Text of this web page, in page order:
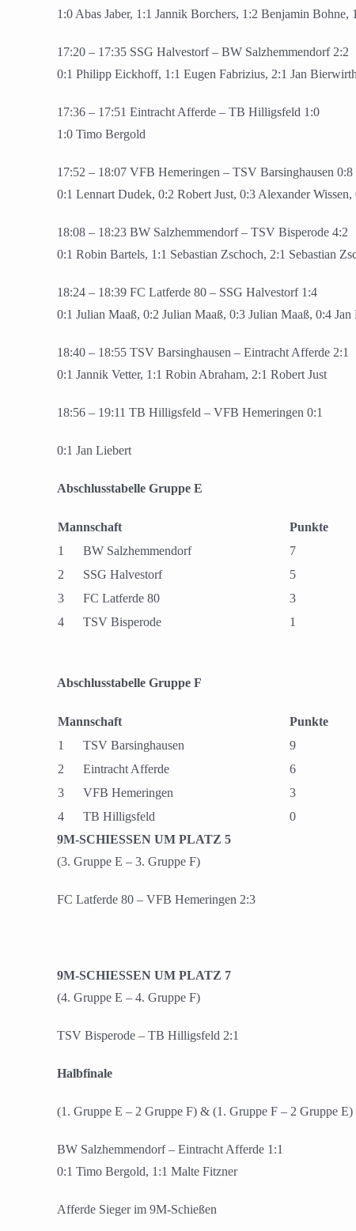
1:0 Abas Jaber, 1:1 Jannik Borchers, 1:2 Benjamin
17:20 – 17:35 SSG Halvestorf – BW Salzhemmendorf 2:2
0:1 Philipp Eickhoff, 1:1 Eugen Fabrizius, 2:1 Jan
17:36 – 17:51 Eintracht Afferde – TB Hilligsfeld 1:0
1:0 Timo Bergold
17:52 – 18:07 VFB Hemeringen – TSV Barsinghausen 0:8
0:1 Lennart Dudek, 0:2 Robert Just, 0:3 Alexander
18:08 – 18:23 BW Salzhemmendorf – TSV Bisperode 4:2
0:1 Robin Bartels, 1:1 Sebastian Zschoch, 2:1 Sebastian
18:24 – 18:39 FC Latferde 80 – SSG Halvestorf 1:4
0:1 Julian Maaß, 0:2 Julian Maaß, 0:3 Julian Maaß, 0:4
18:40 – 18:55 TSV Barsinghausen – Eintracht Afferde 2:1
0:1 Jannik Vetter, 1:1 Robin Abraham, 2:1 Robert Just
18:56 – 19:11 TB Hilligsfeld – VFB Hemeringen 0:1
0:1 Jan Liebert
Abschlusstabelle Gruppe E
Mannschaft Punkte
1
BW Salzhemmendorf 7
2
SSG Halvestorf 5
3
FC Latferde 80 3
4
TSV Bisperode 1
Abschlusstabelle Gruppe F
Mannschaft Punkte
1
TSV Barsinghausen 9
2
Eintracht Afferde 6
3
VFB Hemeringen 3
4
TB Hilligsfeld 0
9M-SCHIESSEN UM PLATZ 5
(3. Gruppe E – 3. Gruppe F)
FC Latferde 80 – VFB Hemeringen 2:3
9M-SCHIESSEN UM PLATZ 7
(4. Gruppe E – 4. Gruppe F)
TSV Bisperode – TB Hilligsfeld 2:1
Halbfinale
(1. Gruppe E – 2 Gruppe F) & (1. Gruppe F – 2 Gruppe E)
BW Salzhemmendorf – Eintracht Afferde 1:1
0:1 Timo Bergold, 1:1 Malte Fitzner
Afferde Sieger im 9M-Schießen